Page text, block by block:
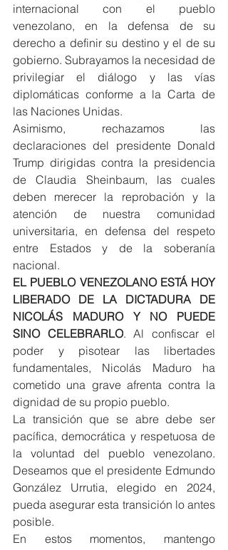
internacional con el pueblo
venezolano, en la defensa de su
derecho a definir su destino y el de su
gobierno. Subrayamos la necesidad de
privilegiar el diálogo y las vías
diplomáticas conforme a la Carta de
las Naciones Unidas.
Asimismo, rechazamos las
declaraciones del presidente Donald
Trump dirigidas contra la presidencia
de Claudia Sheinbaum, las cuales
deben merecer la reprobación y la
atención de nuestra comunidad
universitaria, en defensa del respeto
entre Estados y de la soberanía
nacional.
EL PUEBLO VENEZOLANO ESTÁ HOY
LIBERADO DE LA DICTADURA DE
NICOLÁS MADURO Y NO PUEDE
SINO CELEBRARLO. Al confiscar el
poder y pisotear las libertades
fundamentales, Nicolás Maduro ha
cometido una grave afrenta contra la
dignidad de su propio pueblo.
La transición que se abre debe ser
pacífica, democrática y respetuosa de
la voluntad del pueblo venezolano.
Deseamos que el presidente Edmundo
González Urrutia, elegido en 2024,
pueda asegurar esta transición lo antes
posible.
En estos momentos, mantengo